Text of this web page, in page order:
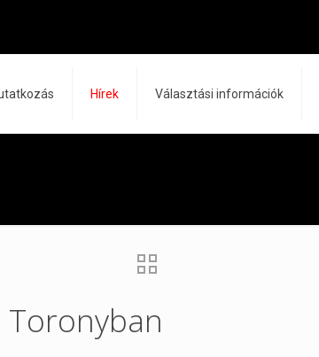
Hírek Választási információk
Toronyban